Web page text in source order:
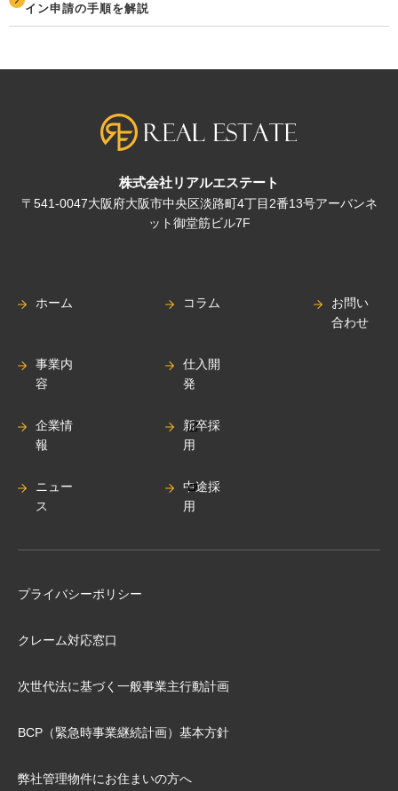
イン申請の手順を解説
株式会社リアルエステート
〒541-0047大阪府大阪市中央区淡路町4丁目2番13号アーバンネ
ット御堂筋ビル7F
ホーム
事業内
容
企業情
報
ニュー
ス
コラム
仕入開
発
新卒採
用
中途採
用
お問い
合わせ
プライバシーポリシー
クレーム対応窓口
次世代法に基づく⼀般事業主⾏動計画
BCP（緊急時事業継続計画）基本⽅針
弊社管理物件にお住まいの⽅へ